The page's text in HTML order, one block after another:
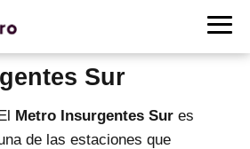
Sur
Metro Insurgentes Sur es
de las estaciones que